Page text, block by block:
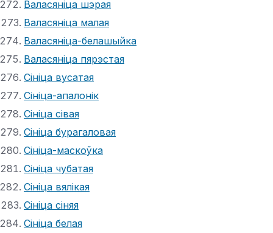
Валасяніца шэрая
Валасяніца малая
Валасяніца-белашыйка
Валасяніца пярэстая
Сініца вусатая
Сініца-апалонік
Сініца сівая
Сініца бурагаловая
Сініца-маскоўка
Сініца чубатая
Сініца вялікая
Сініца сіняя
Сініца белая